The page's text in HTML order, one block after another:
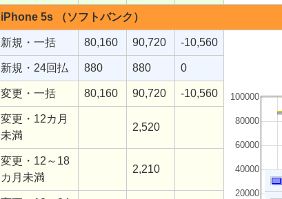
iPhone 5s （ソフトバンク）
新規・一括 80,160 90,720 -10,560
20000
40000
60000
80000
100000
新規・24回払 880 880 0
変更・一括 80,160 90,720 -10,560
変更・12カ月
未満
2,520
変更・12～18
カ月未満
2,210